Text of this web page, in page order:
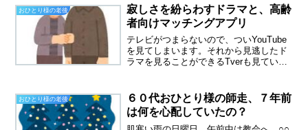
いなくて食べれません。楽天でも売って
いましたが、倍の値段！東京...
おひとり様の老後
寂しさを紛らわすドラマと、高齢
者向けマッチングアプリ
テレビがつまらないので、ついYouTube
を見てしまいます。それから見逃したド
ラマを見ることができるTverも見ていま
韓国ドラマにはまりましたが、あまりに
も意地悪な人が...
おひとり様の老後
６０代おひとり様の師走、７年前
は何を心配していたの？